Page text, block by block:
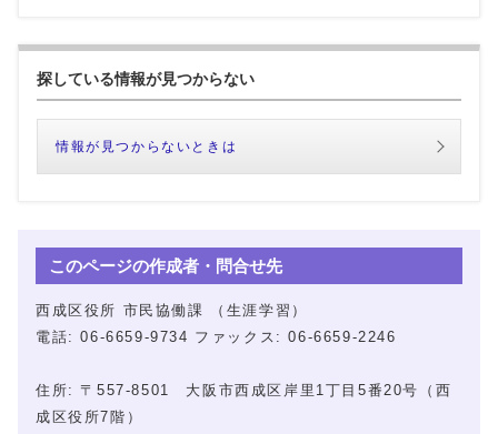
探している情報が見つからない
情報が見つからないときは
このページの作成者・問合せ先
西成区役所 市民協働課 （生涯学習）
電話: 06-6659-9734 ファックス: 06-6659-2246
住所: 〒557-8501 大阪市西成区岸里1丁目5番20号（西
成区役所7階）